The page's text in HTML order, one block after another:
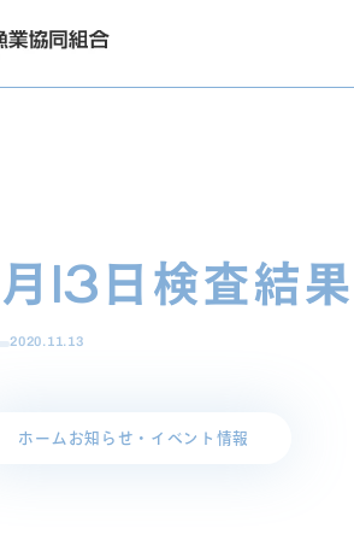
11月13日検査結果
2020.11.13
ホーム お知らせ・イベント情報